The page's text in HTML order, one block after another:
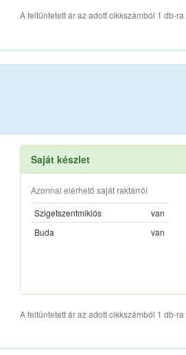
A feltüntetett ár az adott cikkszámból 1 db-
Saját készlet
Azonnal elérhető saját raktárról
Szigetszentmiklós
van
Buda
van
A feltüntetett ár az adott cikkszámból 1 db-